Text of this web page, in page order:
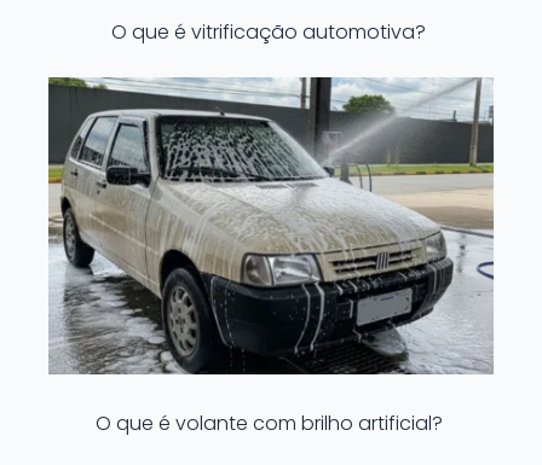
O que é vitrificação automotiva?
O que é volante com brilho artificial?